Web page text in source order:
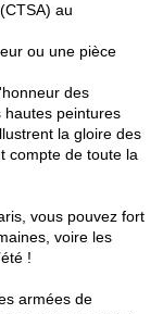
au
ou une pièce
des
hautes peintures
la gloire des
compte de toute la
vous pouvez fort
voire les
!
armées de